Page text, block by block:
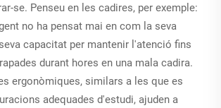
se. Penseu en les cadires, per exemple:
no ha pensat mai en com la seva
capacitat per mantenir l'atenció fins
durant hores en una mala cadira.
ergonòmiques, similars a les que es
adequades d'estudi, ajuden a